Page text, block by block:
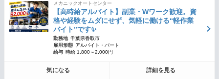
メカニックオートセンター
【高時給アルバイト】副業・Wワーク歓迎。資
格や経験をムダにせず、気軽に働ける“軽作業
バイト”です✨
勤務地 千葉県香取市
雇用形態 アルバイト・パート
給与 時給 1,800～2,000円
気になる 詳細を見る